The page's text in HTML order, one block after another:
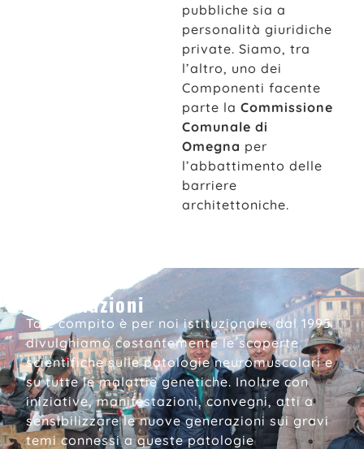
pubbliche sia a
personalità giuridiche
private. Siamo, tra
l’altro, uno dei
Componenti facente
parte la Commissione
Comunale di
Omegna per
l’abbattimento delle
barriere
architettoniche.
Informazioni
Tale compito è per noi istituzionale: dal 1995
divulghiamo costantemente le scoperte
scientifiche sulle patologie neuromuscolari e
su tutte le malattie genetiche. Inoltre con
iniziative, manifestazioni, convegni, atti a
sensibilizzare le nuove generazioni sui gravi
temi connessi a queste patologie